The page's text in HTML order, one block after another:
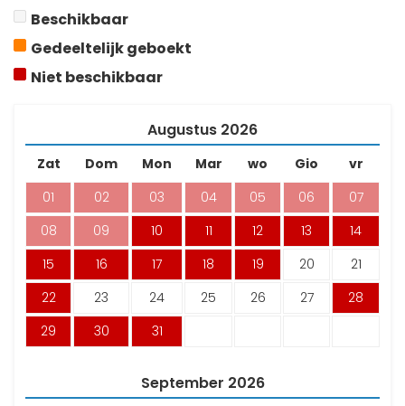
Beschikbaar
Gedeeltelijk geboekt
Niet beschikbaar
Augustus 2026
Zat Dom Mon Mar wo Gio
vr
01
02 03 04 05 06
07
08
09 10 11 12 13
14
15
16 17 18 19 20
21
22
23 24 25 26 27
28
29
30 31
September 2026